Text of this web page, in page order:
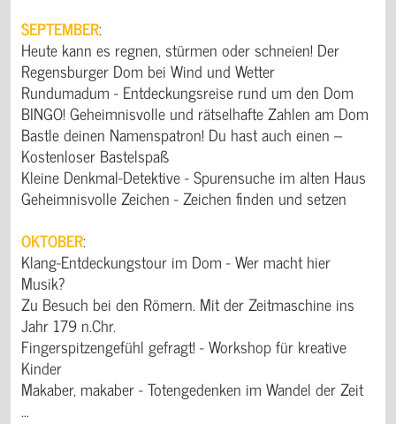
SEPTEMBER:
Heute kann es regnen, stürmen oder schneien! Der
Regensburger Dom bei Wind und Wetter
Rundumadum - Entdeckungsreise rund um den Dom
BINGO! Geheimnisvolle und rätselhafte Zahlen am Dom
Bastle deinen Namenspatron! Du hast auch einen –
Kostenloser Bastelspaß
Kleine Denkmal-Detektive - Spurensuche im alten Haus
Geheimnisvolle Zeichen - Zeichen finden und setzen
OKTOBER:
Klang-Entdeckungstour im Dom - Wer macht hier
Musik?
Zu Besuch bei den Römern. Mit der Zeitmaschine ins
Jahr 179 n.Chr.
Fingerspitzengefühl gefragt! - Workshop für kreative
Kinder
Makaber, makaber - Totengedenken im Wandel der Zeit
…